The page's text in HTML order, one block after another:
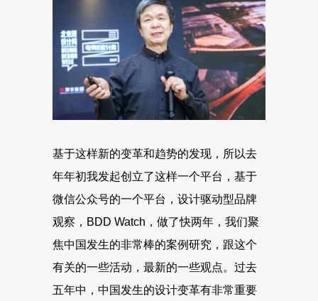
基于这样新的变革和趋势的发现，所以去
年年初我发起创立了这样一个平台，基于
微信公众号的一个平台，设计驱动型品牌
观察，BDD Watch，做了快两年，我们聚
焦中国发生的非常棒的案例研究，跟这个
有关的一些活动，最新的一些观点。过去
五年中，中国发生的设计变革有非常重要